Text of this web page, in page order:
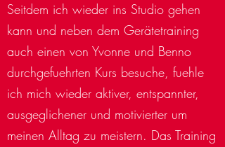
Seitdem ich wieder ins Studio gehen
kann und neben dem Gerätetraining
auch einen von Yvonne und Benno
durchgefuehrten Kurs besuche, fuehle
ich mich wieder aktiver, entspannter,
ausgeglichener und motivierter um
meinen Alltag zu meistern. Das Training